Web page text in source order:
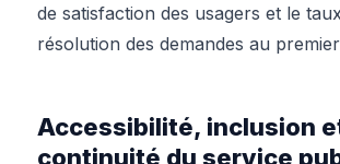
de satisfaction des usagers et le
résolution des demandes au
Accessibilité, inclusion
continuité du service